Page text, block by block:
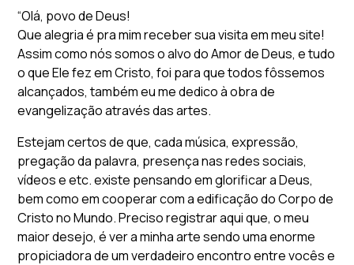
“Olá, povo de Deus!
Que alegria é pra mim receber sua visita em meu site!
Assim como nós somos o alvo do Amor de Deus, e tudo
o que Ele fez em Cristo, foi para que todos fôssemos
alcançados, também eu me dedico à obra de
evangelização através das artes.
Estejam certos de que, cada música, expressão,
pregação da palavra, presença nas redes sociais,
vídeos e etc. existe pensando em glorificar a Deus,
bem como em cooperar com a edificação do Corpo de
Cristo no Mundo. Preciso registrar aqui que, o meu
maior desejo, é ver a minha arte sendo uma enorme
propiciadora de um verdadeiro encontro entre vocês e